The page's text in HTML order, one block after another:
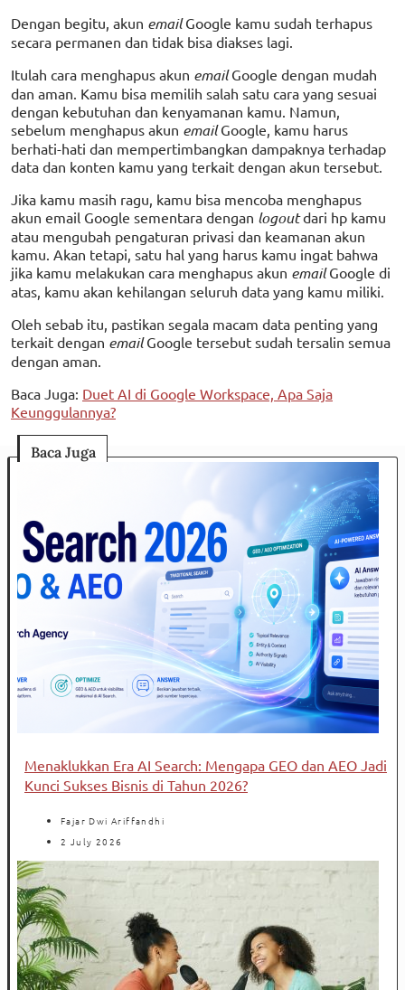
Dengan begitu, akun emailGoogle kamu sudah terhapus
secara permanen dan tidak bisa diakses lagi.
Itulah cara menghapus akun emailGoogle dengan mudah
dan aman. Kamu bisa memilih salah satu cara yang sesuai
dengan kebutuhan dan kenyamanan kamu. Namun,
sebelum menghapus akun emailGoogle, kamu harus
berhati-hati dan mempertimbangkan dampaknya terhadap
data dan konten kamu yang terkait dengan akun tersebut.
Jika kamu masih ragu, kamu bisa mencoba menghapus
akun email Google sementara dengan logoutdari hp kamu
atau mengubah pengaturan privasi dan keamanan akun
kamu. Akan tetapi, satu hal yang harus kamu ingat bahwa
jika kamu melakukan cara menghapus akun emailGoogle di
atas, kamu akan kehilangan seluruh data yang kamu miliki.
Oleh sebab itu, pastikan segala macam data penting yang
terkait dengan emailGoogle tersebut sudah tersalin semua
dengan aman.
Baca Juga: Duet AI di Google Workspace, Apa Saja
Keunggulannya?
Baca Juga
Menaklukkan Era AI Search: Mengapa GEO dan AEO Jadi
Kunci Sukses Bisnis di Tahun 2026?
Fajar Dwi Ariffandhi
2 July 2026